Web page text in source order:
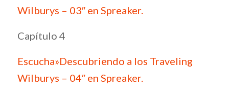
Wilburys – 03″ en Spreaker.
Capítulo 4
Escucha»Descubriendo a los Traveling
Wilburys – 04″ en Spreaker.